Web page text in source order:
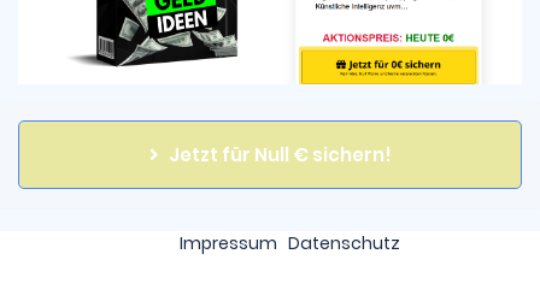
Jetzt für Null € sichern!
Impressum Datenschutz